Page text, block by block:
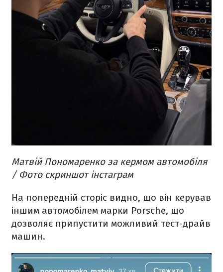
Матвій Пономаренко за кермом автомобіля
/ Фото скриншот інстаграм
На попередній сторіс видно, що він керував
іншим автомобілем марки Porsche, що
дозволяє припустити можливий тест-драйв
машин.